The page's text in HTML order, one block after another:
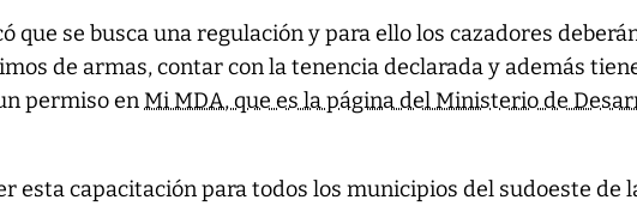
que se busca una regulación y para ello los cazadores
de armas, contar con la tenencia declarada y además
permiso enMi MDA, que es la página del Ministerio de
esta capacitación para todos los municipios del sudoeste de